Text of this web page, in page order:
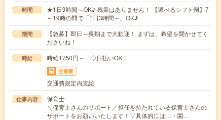
時間
★1日3時間～OK♪ 残業はありません！ 【選べるシフト例】7
～19時の間で「1日3時間～」OK♪ …
期間
【急募】即日～長期まで大歓迎！ まずは、希望を聞かせてく
ださいね！
時給 時給1750円～ ◇日払いOK
交通費
交通費規定内支給
仕事内容
保育士
＼保育士さんのサポート／担任を持たれている保育士さんの
サポートをお願いいたします！▽具体的には…・園…